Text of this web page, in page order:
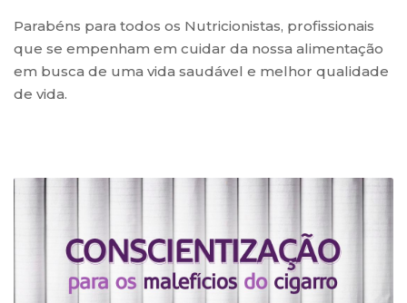
Parabéns para todos os Nutricionistas, profissionais
que se empenham em cuidar da nossa alimentação
em busca de uma vida saudável e melhor qualidade
de vida.